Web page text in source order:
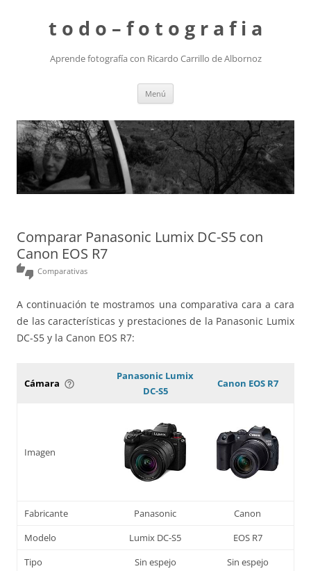
t o d o – f o t o g r a f i a
Aprende fotografía con Ricardo Carrillo de Albornoz
Menú
Comparar Panasonic Lumix DC-S5 con
Canon EOS R7
thumbs_up_down Comparativas
A continuación te mostramos una comparativa cara a cara
de las características y prestaciones de la Panasonic Lumix
DC-S5 y la Canon EOS R7:
Cámara help_outline
Panasonic Lumix
DC-S5
Canon EOS R7
Imagen
Fabricante Panasonic
Canon
Modelo
Lumix DC-S5
EOS R7
Tipo
Sin espejo Sin espejo